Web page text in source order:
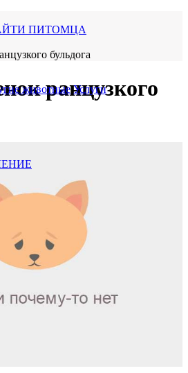
ПИТОМЦА
животные Услуги
бульдога
ранцузкого